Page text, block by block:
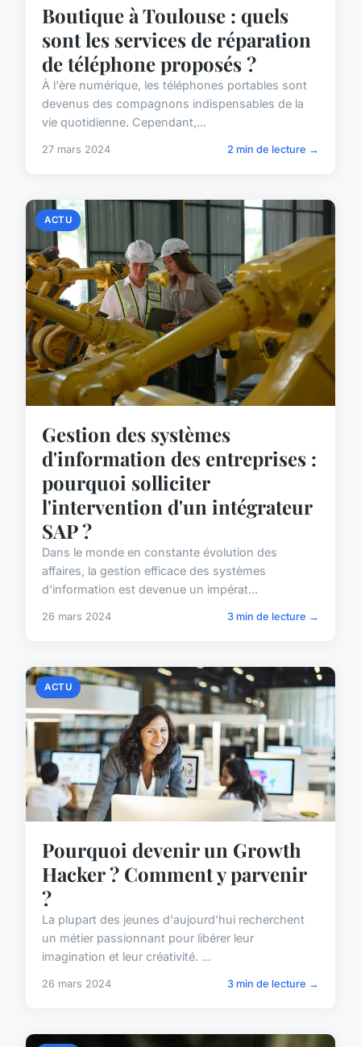
Boutique à Toulouse : quels
sont les services de réparation
de téléphone proposés ?
À l'ère numérique, les téléphones portables sont
devenus des compagnons indispensables de la
vie quotidienne. Cependant,...
27 mars 2024 2 min de lecture →
ACTU
Gestion des systèmes
d'information des entreprises :
pourquoi solliciter
l'intervention d'un intégrateur
SAP ?
Dans le monde en constante évolution des
affaires, la gestion efficace des systèmes
d'information est devenue un impérat...
26 mars 2024 3 min de lecture →
ACTU
Pourquoi devenir un Growth
Hacker ? Comment y parvenir
?
La plupart des jeunes d'aujourd'hui recherchent
un métier passionnant pour libérer leur
imagination et leur créativité. ...
26 mars 2024 3 min de lecture →